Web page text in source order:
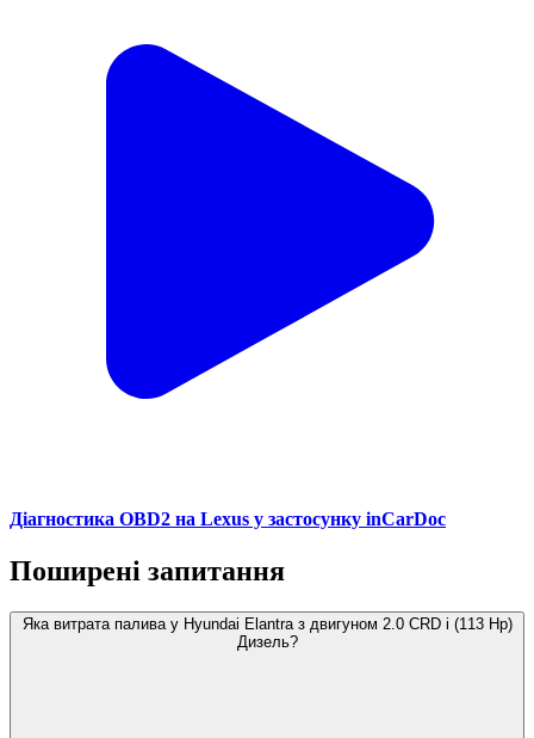
Діагностика OBD2 на Lexus у застосунку inCarDoc
Поширені запитання
Яка витрата палива у Hyundai Elantra з двигуном 2.0 CRD i (113 Hp)
Дизель?